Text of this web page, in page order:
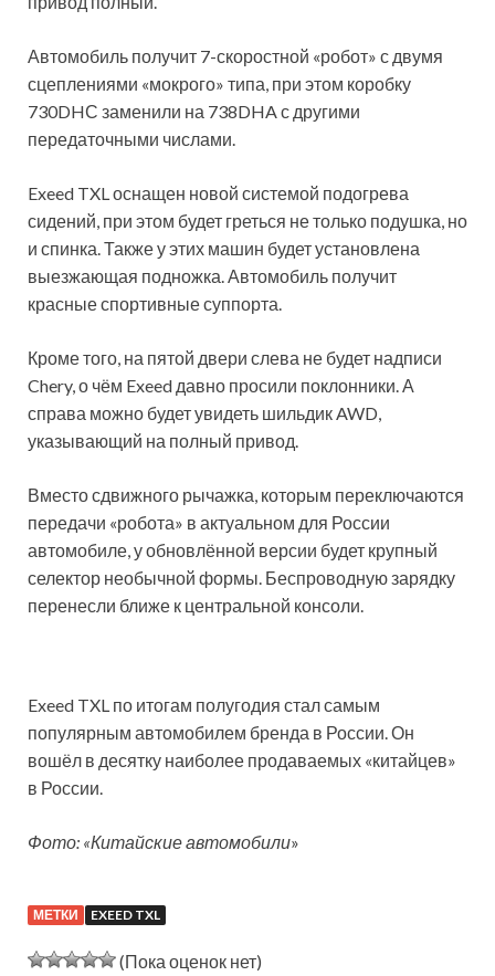
Автомобиль получит 7-скоростной «робот» с двумя
сцеплениями «мокрого» типа, при этом коробку
730DHС заменили на 738DHA с другими
передаточными числами.
Exeed TXL оснащен новой системой подогрева
сидений, при этом будет греться не только подушка, но
и спинка. Также у этих машин будет установлена
выезжающая подножка. Автомобиль получит
красные спортивные суппорта.
Кроме того, на пятой двери слева не будет надписи
Chery, о чём Exeed давно просили поклонники. А
справа можно будет увидеть шильдик AWD,
указывающий на полный привод.
Вместо сдвижного рычажка, которым переключаются
передачи «робота» в актуальном для России
автомобиле, у обновлённой версии будет крупный
селектор необычной формы. Беспроводную зарядку
перенесли ближе к центральной консоли.
Exeed TXL по итогам полугодия стал самым
популярным автомобилем бренда в России. Он
вошёл в десятку наиболее продаваемых «китайцев»
в России.
Фото: «Китайские автомобили»
МЕТКИ EXEED TXL
(Пока оценок нет)